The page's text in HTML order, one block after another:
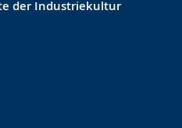
der Industriekultur